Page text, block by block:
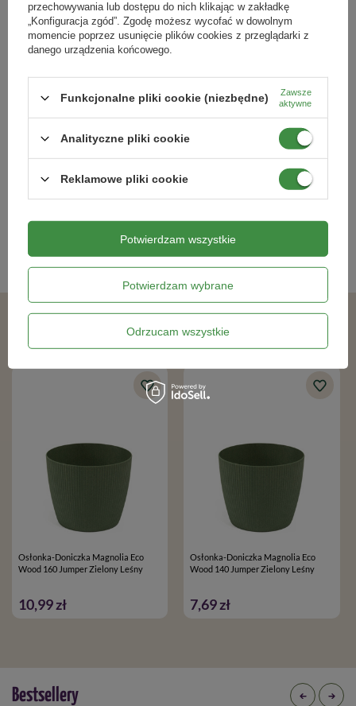
Osłonka-Doniczka Magnolia Eco
Skrzynka balkonowa Bona 50 cm –
Kategorie powiązane
Osłonka-Doniczka Magnolia Eco
Wood 160 Jumper Zielony Leśny
10,99 zł
Osłonka-Doniczka Magnolia Eco
Wood 140 Jumper Zielony Leśny
7,69 zł
Bestsellery
przechowywania lub dostępu do nich klikając w zakładkę
„Konfiguracja zgód”. Zgodę możesz wycofać w dowolnym
momencie poprzez usunięcie plików cookies z przeglądarki z
danego urządzenia końcowego.
Funkcjonalne pliki cookie (niezbędne)
Zawsze
aktywne
Analityczne pliki cookie
Reklamowe pliki cookie
Potwierdzam wybrane
Odrzucam wszystkie
Potwierdzam wszystkie